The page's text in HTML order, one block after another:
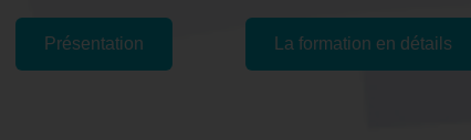
Présentation La formation en détails